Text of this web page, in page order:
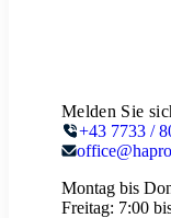
Melden Sie
+43 7733 /
Montag bis
Freitag: 7:00